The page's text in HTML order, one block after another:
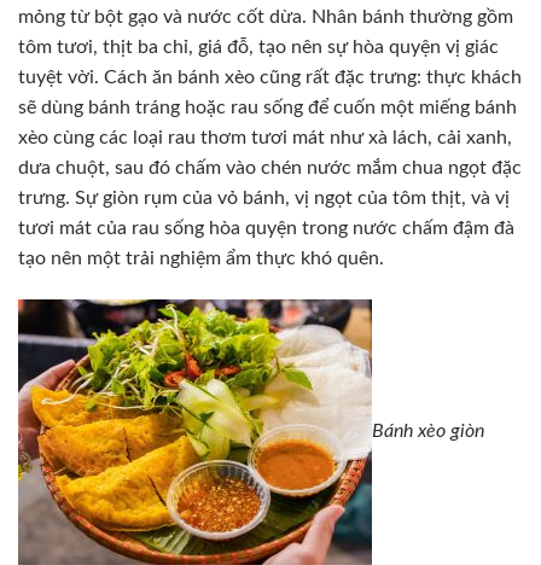
mỏng từ bột gạo và nước cốt dừa. Nhân bánh thường gồm
tôm tươi, thịt ba chỉ, giá đỗ, tạo nên sự hòa quyện vị giác
tuyệt vời. Cách ăn bánh xèo cũng rất đặc trưng: thực khách
sẽ dùng bánh tráng hoặc rau sống để cuốn một miếng bánh
xèo cùng các loại rau thơm tươi mát như xà lách, cải xanh,
dưa chuột, sau đó chấm vào chén nước mắm chua ngọt đặc
trưng. Sự giòn rụm của vỏ bánh, vị ngọt của tôm thịt, và vị
tươi mát của rau sống hòa quyện trong nước chấm đậm đà
tạo nên một trải nghiệm ẩm thực khó quên.
Bánh xèo giòn